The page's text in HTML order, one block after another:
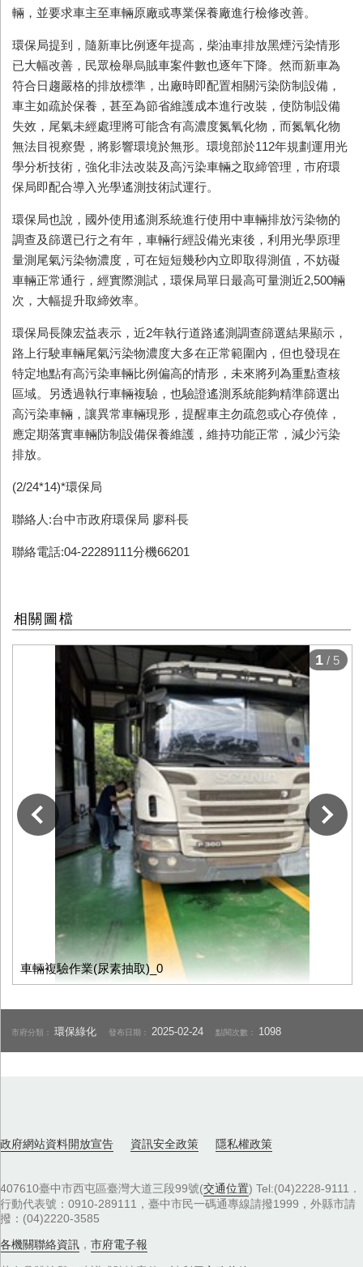
輛，並要求車主至車輛原廠或專業保養廠進行檢修改善。
環保局提到，隨新車比例逐年提高，柴油車排放黑煙污染情形
已大幅改善，民眾檢舉烏賊車案件數也逐年下降。然而新車為
符合日趨嚴格的排放標準，出廠時即配置相關污染防制設備，
車主如疏於保養，甚至為節省維護成本進行改裝，使防制設備
失效，尾氣未經處理將可能含有高濃度氮氧化物，而氮氧化物
無法目視察覺，將影響環境於無形。環境部於112年規劃運用光
學分析技術，強化非法改裝及高污染車輛之取締管理，市府環
保局即配合導入光學遙測技術試運行。
環保局也說，國外使用遙測系統進行使用中車輛排放污染物的
調查及篩選已行之有年，車輛行經設備光束後，利用光學原理
量測尾氣污染物濃度，可在短短幾秒內立即取得測值，不妨礙
車輛正常通行，經實際測試，環保局單日最高可量測近2,500輛
次，大幅提升取締效率。
環保局長陳宏益表示，近2年執行道路遙測調查篩選結果顯示，
路上行駛車輛尾氣污染物濃度大多在正常範圍內，但也發現在
特定地點有高污染車輛比例偏高的情形，未來將列為重點查核
區域。另透過執行車輛複驗，也驗證遙測系統能夠精準篩選出
高污染車輛，讓異常車輛現形，提醒車主勿疏忽或心存僥倖，
應定期落實車輛防制設備保養維護，維持功能正常，減少污染
排放。
(2/24*14)*環保局
聯絡人:台中市政府環保局 廖科長
聯絡電話:04-22289111分機66201
相關圖檔
車輛複驗作業(尿素抽取)_0
下一張
1 / 5
市府分類：環保綠化 發布日期： 2025-02-24 點閱次數： 1098
政府網站資料開放宣告 資訊安全政策 隱私權政策
407610臺中市西屯區臺灣大道三段99號(交通位置) Tel:(04)2228-9111．
行動代表號：0910-289111，臺中市民一碼通專線請撥1999，外縣市請
撥：(04)2220-3585
各機關聯絡資訊 ， 市府電子報